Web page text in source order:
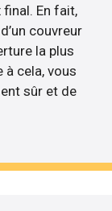
En fait,
couvreur
la plus
à cela, vous
sûr et de